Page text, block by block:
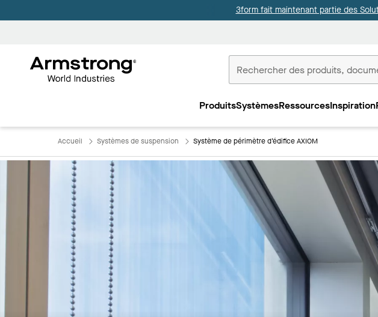
3form fait maintenant partie des
Commerciaux
ProduitsSystèmesRessourcesInspiration
Accueil Systèmes de suspension Système de périmètre d’édifice AXIOM